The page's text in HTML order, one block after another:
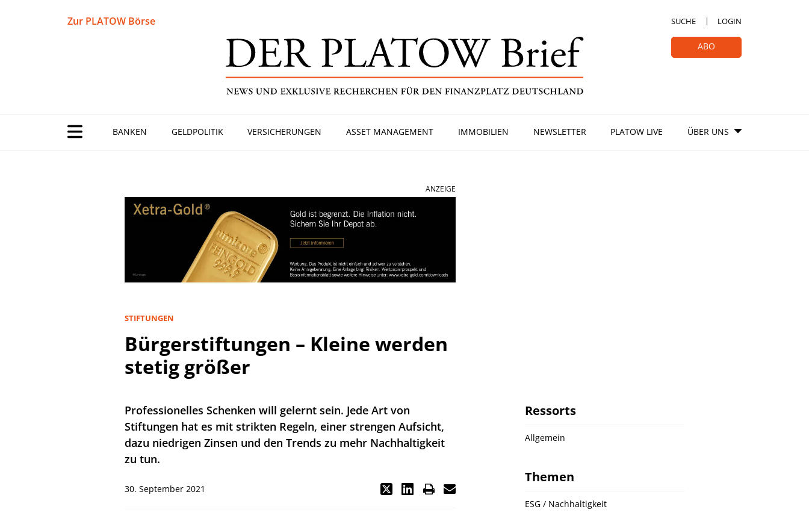
Zur PLATOW Börse SUCHE LOGIN
ABO
BANKEN GELDPOLITIK VERSICHERUNGEN ASSET MANAGEMENT IMMOBILIEN NEWSLETTER PLATOW LIVE ÜBER UNS
ANZEIGE
STIFTUNGEN
Bürgerstiftungen – Kleine werden
stetig größer
Professionelles Schenken will gelernt sein. Jede Art von
Stiftungen hat es mit strikten Regeln, einer strengen Aufsicht,
dazu niedrigen Zinsen und den Trends zu mehr Nachhaltigkeit
zu tun.
30. September 2021
Ressorts
Allgemein
Themen
ESG / Nachhaltigkeit